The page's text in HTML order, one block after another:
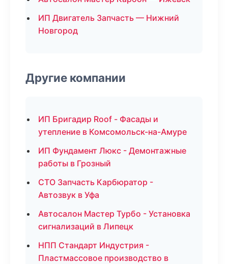
ИП Двигатель Запчасть — Нижний
Новгород
Другие компании
ИП Бригадир Roof - Фасады и
утепление в Комсомольск-на-Амуре
ИП Фундамент Люкс - Демонтажные
работы в Грозный
СТО Запчасть Карбюратор -
Автозвук в Уфа
Автосалон Мастер Турбо - Установка
сигнализаций в Липецк
НПП Стандарт Индустрия -
Пластмассовое производство в